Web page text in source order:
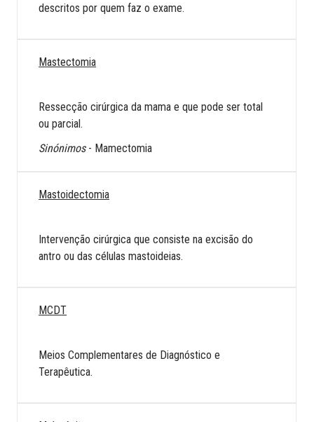
descritos por quem faz o exame.
Mastectomia
Ressecção cirúrgica da mama e que pode ser total
ou parcial.
Sinónimos- Mamectomia
Mastoidectomia
Intervenção cirúrgica que consiste na excisão do
antro ou das células mastoideias.
MCDT
Meios Complementares de Diagnóstico e
Terapêutica.